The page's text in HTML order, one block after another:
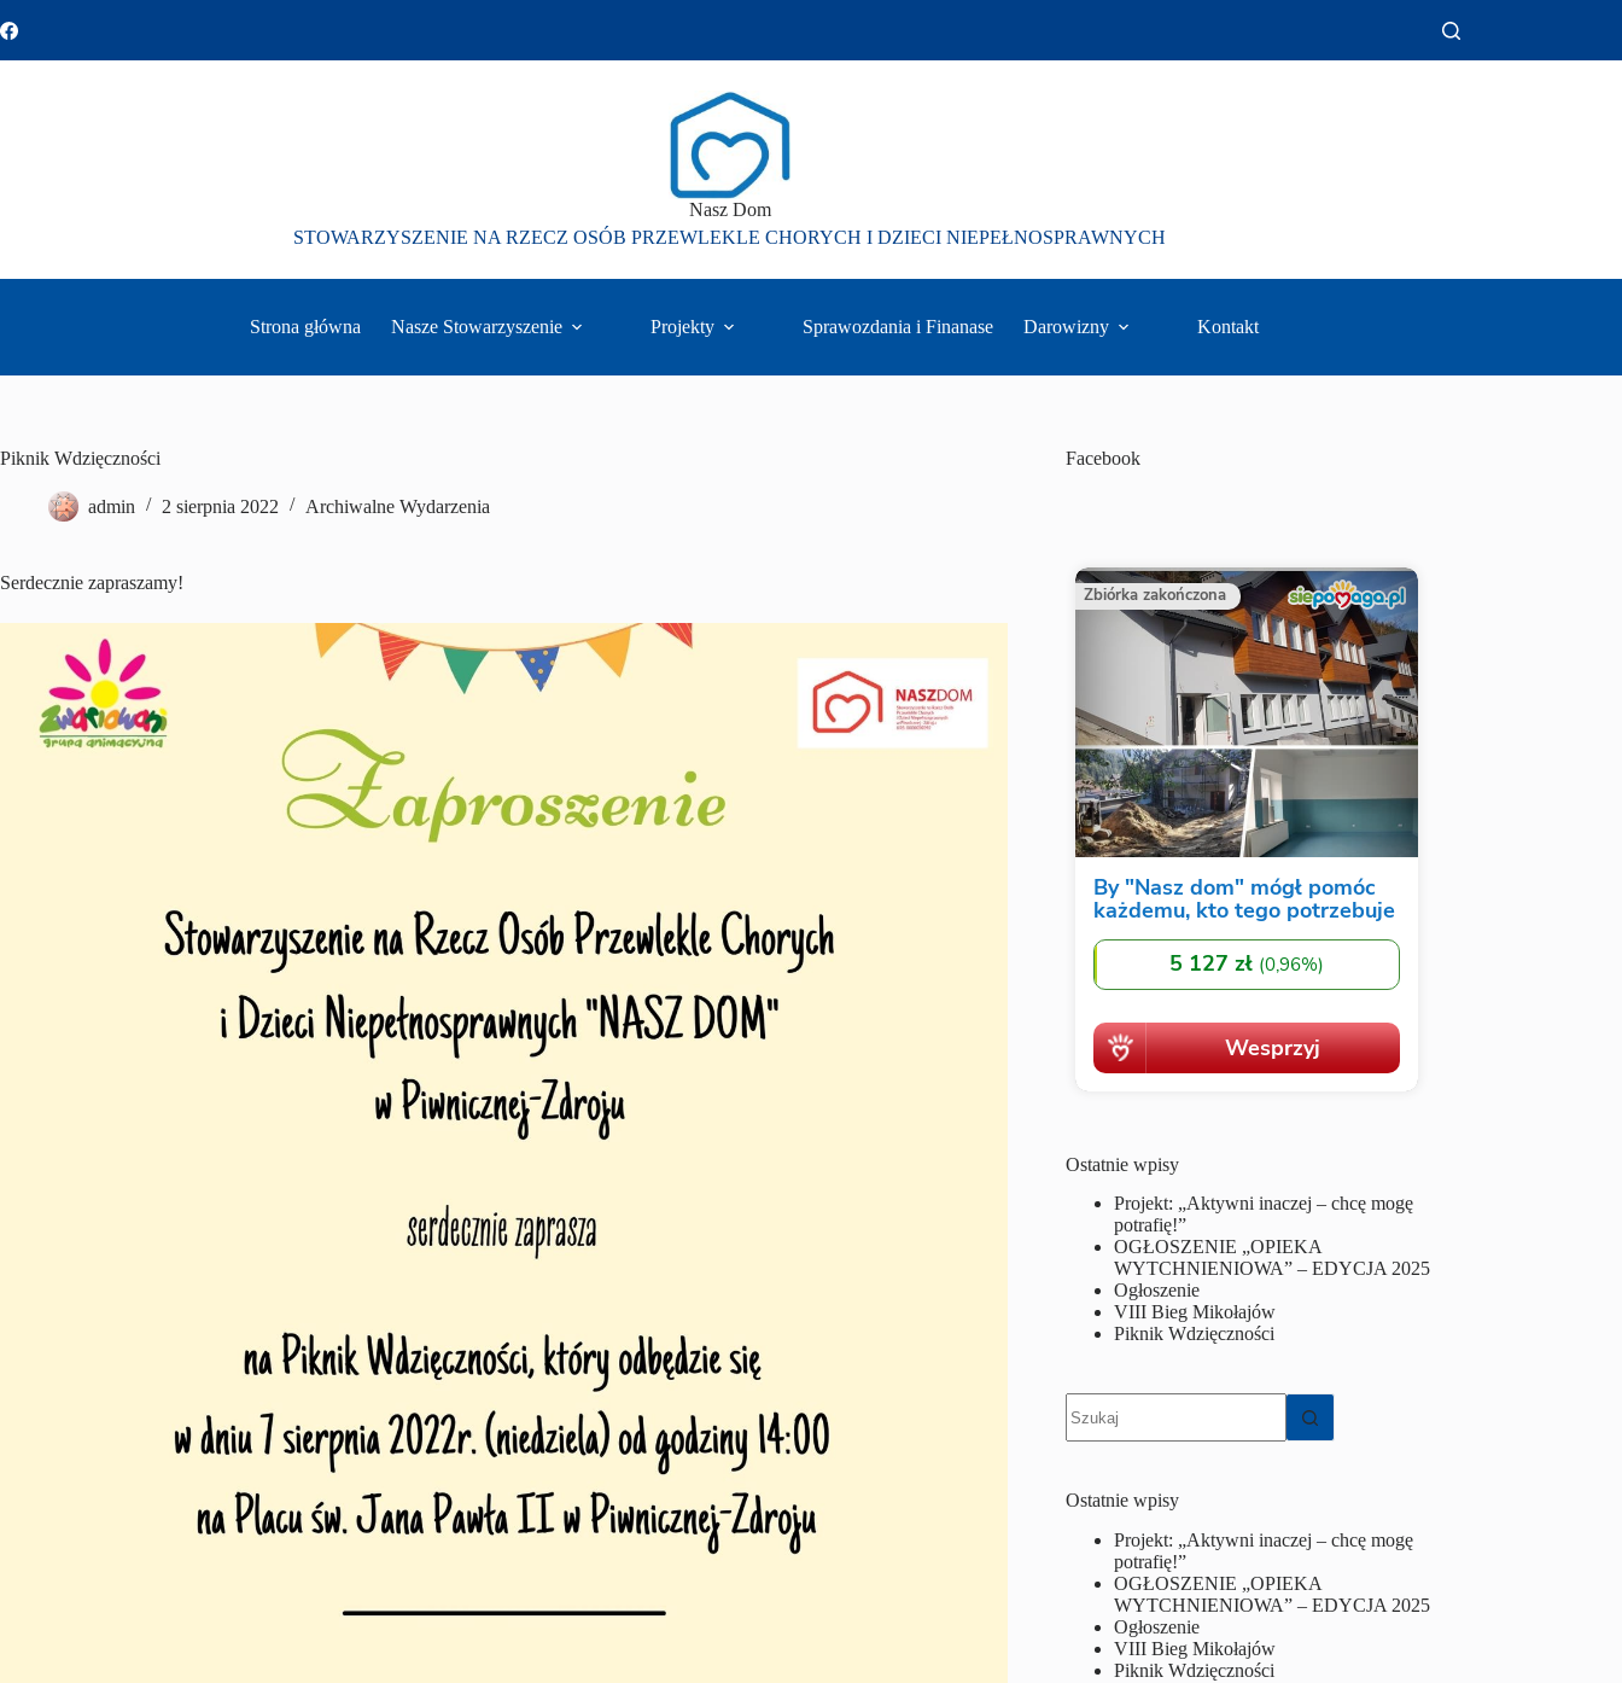
do
Nasz Dom
STOWARZYSZENIE NA RZECZ OSÓB PRZEWLEKLE CHORYCH I DZIECI NIEPEŁNOSPRAWNYCH
Strona główna Nasze Stowarzyszenie Projekty Sprawozdania i Finanase Darowizny Kontakt
Piknik Wdzięczności
admin 2 sierpnia 2022 Archiwalne Wydarzenia
Serdecznie zapraszamy!
Facebook
Ostatnie wpisy
Projekt: „Aktywni inaczej – chcę mogę
potrafię!”
OGŁOSZENIE „OPIEKA
WYTCHNIENIOWA” – EDYCJA 2025
Ogłoszenie
VIII Bieg Mikołajów
Piknik Wdzięczności
wyników
Ostatnie wpisy
Projekt: „Aktywni inaczej – chcę mogę
potrafię!”
OGŁOSZENIE „OPIEKA
WYTCHNIENIOWA” – EDYCJA 2025
Ogłoszenie
VIII Bieg Mikołajów
Piknik Wdzięczności